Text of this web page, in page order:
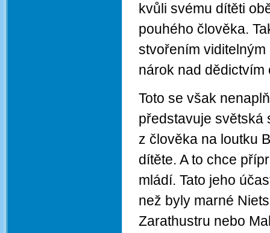
kvůli svému dítěti
pouhého člověka.
stvořením
nárok nad dědictvím
Toto se však
představuje světská
z člověka na loutku
dítěte. A to chce
mládí. Tato jeho
než byly marné
Zarathustru nebo